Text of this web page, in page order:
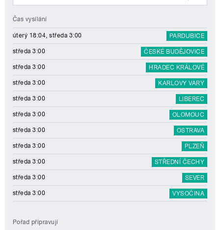
Čas vysílání
úterý 18:04, středa 3:00 PARDUBICE
středa 3:00 ČESKÉ BUDĚJOVICE
středa 3:00 HRADEC KRÁLOVÉ
středa 3:00 KARLOVY VARY
středa 3:00 LIBEREC
středa 3:00 OLOMOUC
středa 3:00 OSTRAVA
středa 3:00 PLZEŇ
středa 3:00 STŘEDNÍ ČECHY
středa 3:00 SEVER
středa 3:00 VYSOČINA
Pořad připravují